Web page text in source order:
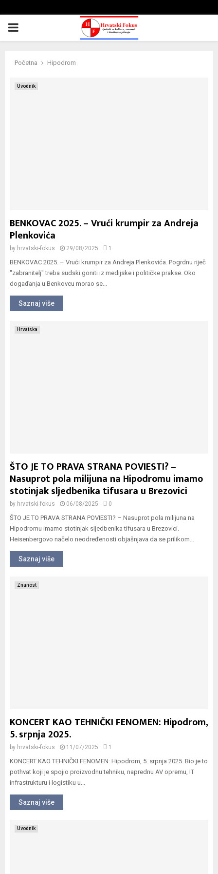
PRIMARY
Početna Hipodrom
Uvodnik
BENKOVAC 2025. – Vrući krumpir za Andreja
Plenkovića
by hrvatski-fokus 29/08/2025 1
BENKOVAC 2025. – Vrući krumpir za Andreja Plenkovića. Pogrdnu riječ
"zabranitelj" treba sudski goniti iz medijske i političke prakse. Oko
događanja u Benkovcu morao se...
Saznaj više
Hrvatska
ŠTO JE TO PRAVA STRANA POVIESTI? –
Nasuprot pola milijuna na Hipodromu imamo
stotinjak sljedbenika tifusara u Brezovici
by hrvatski-fokus 06/08/2025 0
ŠTO JE TO PRAVA STRANA POVIESTI? – Nasuprot pola milijuna na
Hipodromu imamo stotinjak sljedbenika tifusara u Brezovici.
Heisenbergovo načelo neodređenosti objašnjava da se prilikom...
Saznaj više
Znanost
KONCERT KAO TEHNIČKI FENOMEN: Hipodrom,
5. srpnja 2025.
by hrvatski-fokus 11/07/2025 1
KONCERT KAO TEHNIČKI FENOMEN: Hipodrom, 5. srpnja 2025. Bio je to
pothvat koji je spojio proizvodnu tehniku, naprednu AV opremu, IT
infrastrukturu i logistiku u...
Saznaj više
Uvodnik